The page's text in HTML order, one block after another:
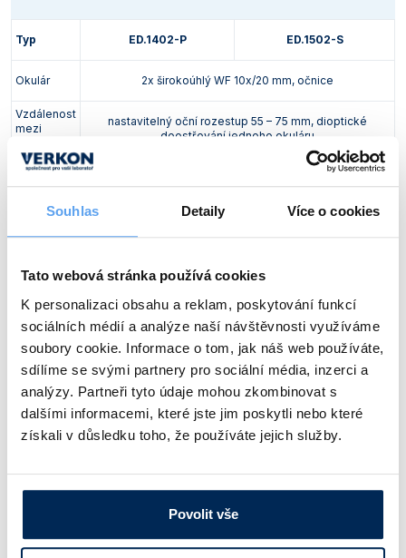
Souhlas Detaily Více o cookies
Tato webová stránka používá cookies
K personalizaci obsahu a reklam, poskytování funkcí
sociálních médií a analýze naší návštěvnosti využíváme
soubory cookie. Informace o tom, jak náš web používáte,
sdílíme se svými partnery pro sociální média, inzerci a
analýzy. Partneři tyto údaje mohou zkombinovat s
dalšími informacemi, které jste jim poskytli nebo které
získali v důsledku toho, že používáte jejich služby.
Povolit vše
Typ ED.1402-P ED.1502-S
Okulár 2x širokoúhlý WF 10x/20 mm, očnice
Vzdálenost
mezi
nastavitelný oční rozestup 55 – 75 mm, dioptické
doostřování jednoho okuláru
párový achromatický,
párový achromatický,
Celkové
20x/40x
Zorné pole Ø 10 mm, Ø 5 mm
Ø 20 mm, Ø 10 mm, Ø 6,7
mm
Osvětlení
dopadající a procházející dvoubarevné LED, možnost
provozu obou světel současně, nezávislá plynulá
regulace intenzity jasu obou světel
s pružnými držáky preparátu, podložní deska
transparentní a černá (Ø 60 mm)
oboustranné zaostřování
(při vložení dobíjecích baterií a připojení mikroskopu k el.